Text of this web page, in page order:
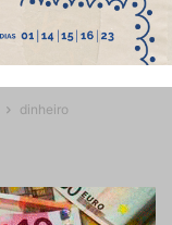
dinheiro